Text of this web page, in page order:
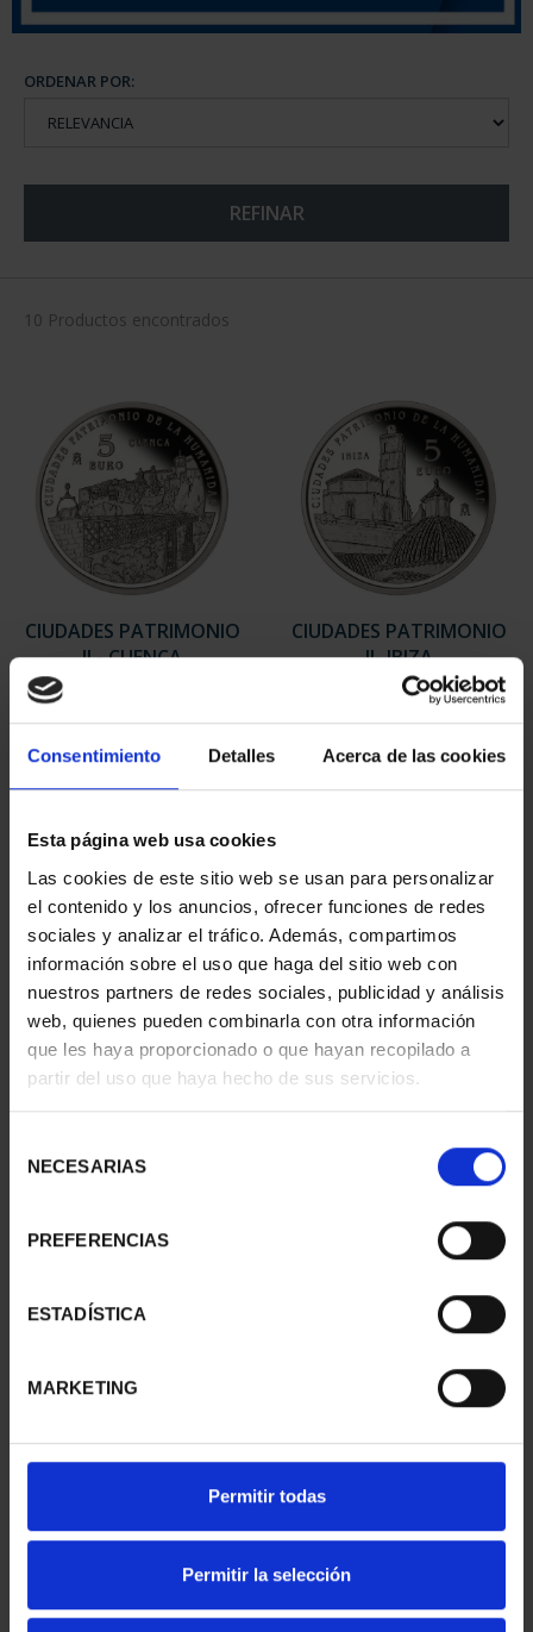
Consentimiento Detalles Acerca de las cookies
Esta página web usa cookies
Las cookies de este sitio web se usan para personalizar
el contenido y los anuncios, ofrecer funciones de redes
sociales y analizar el tráfico. Además, compartimos
información sobre el uso que haga del sitio web con
nuestros partners de redes sociales, publicidad y análisis
web, quienes pueden combinarla con otra información
que les haya proporcionado o que hayan recopilado a
partir del uso que haya hecho de sus servicios.
NECESARIAS
PREFERENCIAS
ESTADÍSTICA
MARKETING
Permitir todas
Permitir la selección
ORDENAR POR:
REFINAR
10 Productos encontrados
CIUDADES PATRIMONIO
II - CUENCA
CIUDADES PATRIMONIO
II- IBIZA
73,00 €
CIUDADES PATRIMONIO
II- MÉRIDA
73,00 €
CIUDADES PATRIMONIO
II - LA LAGUNA
73,00 €
CIUDADES PATRIMONIO
73,00 €
CIUDADES PATRIMONIO
73,00 €